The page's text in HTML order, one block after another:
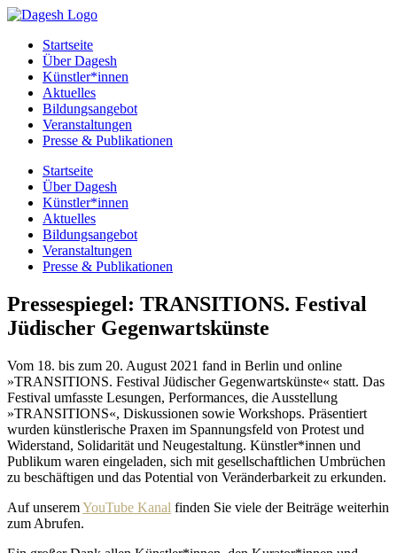
Startseite
Über Dagesh
Künstler*innen
Aktuelles
Bildungsangebot
Veranstaltungen
Presse & Publikationen
Startseite
Über Dagesh
Künstler*innen
Aktuelles
Bildungsangebot
Veranstaltungen
Presse & Publikationen
Pressespiegel: TRANSITIONS. Festival
Jüdischer Gegenwartskünste
Vom 18. bis zum 20. August 2021 fand in Berlin und online
»TRANSITIONS. Festival Jüdischer Gegenwartskünste« statt. Das
Festival umfasste Lesungen, Performances, die Ausstellung
»TRANSITIONS«, Diskussionen sowie Workshops. Präsentiert
wurden künstlerische Praxen im Spannungsfeld von Protest und
Widerstand, Solidarität und Neugestaltung. Künstler*innen und
Publikum waren eingeladen, sich mit gesellschaftlichen Umbrüchen
zu beschäftigen und das Potential von Veränderbarkeit zu erkunden.
Auf unseremYouTube Kanal finden Sie viele der Beiträge weiterhin
zum Abrufen.